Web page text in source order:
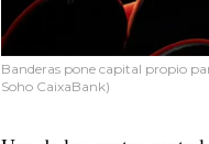
Banderas pone capital propio
Soho CaixaBank)